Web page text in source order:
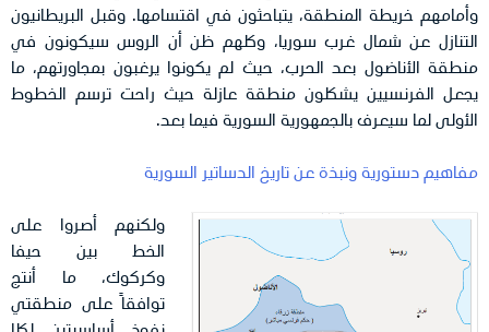
وأمامهم خريطة المنطقة، يتباحثون في اقتسامها. وقبل البريطانيون
التنازل عن شمال غرب سوريا، وكلهم ظن أن الروس سيكونون في
منطقة الأناضول بعد الحرب، حيث لم يكونوا يرغبون بمجاورتهم، ما
يجعل الفرنسيين يشكلون منطقة عازلة حيث راحت ترسم الخطوط
الأولى لما سيعرف بالجمهورية السورية فيما بعد.
مفاهيم دستورية ونبذة عن تاريخ الدساتير السورية
ولكنهم أصروا على
الخط بين حيفا
وكركوك، ما أنتج
توافقاً على منطقتي